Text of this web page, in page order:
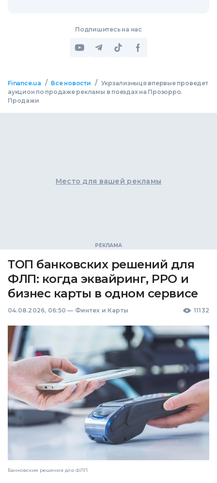
Подпишитесь на нас
Finance.ua / Все новости / Укрзализныця впервые проведет
аукцион по продаже рекламы в поездах на Прозорро.
Продажи
Место для вашей рекламы
ТОП банковских решений для
ФЛП: когда эквайринг, РРО и
бизнес карты в одном сервисе
04.08.2026, 06:50 — Финтех и Карты 11132
Банковские решения для ФЛП